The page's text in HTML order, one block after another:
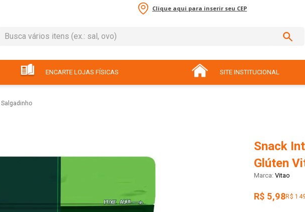
Clique aqui para inserir seu CEP
Busca vários itens (ex.: sal, ovo)
ENCARTE LOJAS FÍSICAS SITE INSTITUCIONAL
Salgadinho
Snack
Glúten
Vitao
R$ 5,98R$
café
3º queijo
6º macarrão